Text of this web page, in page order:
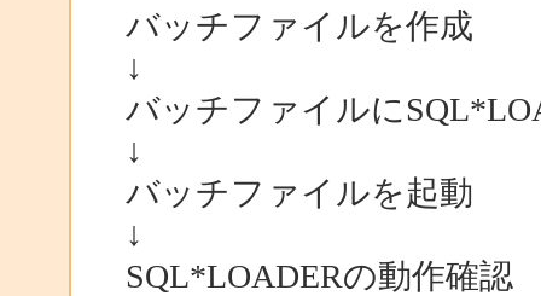
バッチファイルを作成
↓
バッチファイルに
↓
バッチファイルを起動
↓
SQL*LOADERの動作確認